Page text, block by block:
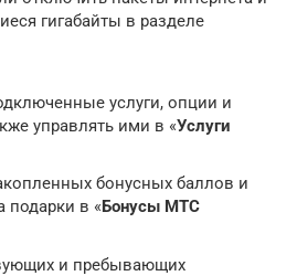
гигабайты в разделе
услуги, опции и
управлять ими в «Услуги
бонусных баллов и
подарки в «Бонусы МТС
и пребывающих